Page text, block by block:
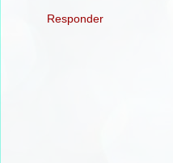
Responder